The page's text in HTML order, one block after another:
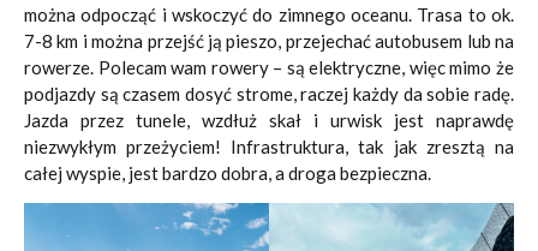
można odpocząć i wskoczyć do zimnego oceanu. Trasa to ok.
7-8 km i można przejść ją pieszo, przejechać autobusem lub na
rowerze. Polecam wam rowery – są elektryczne, więc mimo że
podjazdy są czasem dosyć strome, raczej każdy da sobie radę.
Jazda przez tunele, wzdłuż skał i urwisk jest naprawdę
niezwykłym przeżyciem! Infrastruktura, tak jak zresztą na
całej wyspie, jest bardzo dobra, a droga bezpieczna.